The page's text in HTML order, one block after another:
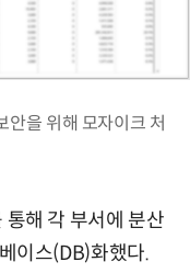
을 위해 모자이크 처
해 각 부서에 분산
이스(DB)화했다.